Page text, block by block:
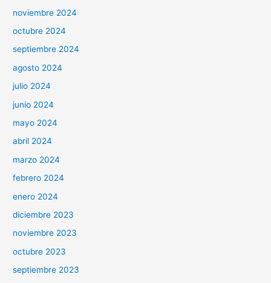
noviembre 2024
octubre 2024
septiembre 2024
agosto 2024
julio 2024
junio 2024
mayo 2024
abril 2024
marzo 2024
febrero 2024
enero 2024
diciembre 2023
noviembre 2023
octubre 2023
septiembre 2023